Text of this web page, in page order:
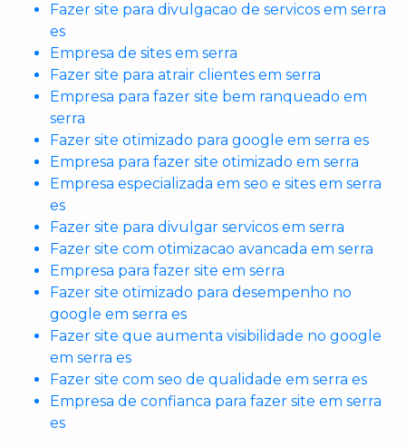
Fazer site para divulgacao de servicos em serra
es
Empresa de sites em serra
Fazer site para atrair clientes em serra
Empresa para fazer site bem ranqueado em
serra
Fazer site otimizado para google em serra es
Empresa para fazer site otimizado em serra
Empresa especializada em seo e sites em serra
es
Fazer site para divulgar servicos em serra
Fazer site com otimizacao avancada em serra
Empresa para fazer site em serra
Fazer site otimizado para desempenho no
google em serra es
Fazer site que aumenta visibilidade no google
em serra es
Fazer site com seo de qualidade em serra es
Empresa de confianca para fazer site em serra
es